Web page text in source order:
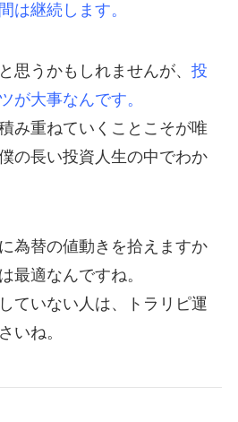
は継続します。
思うかもしれませんが、 投
が大事なんです。
み重ねていくことこそが唯
の長い投資人生の中でわか
為替の値動きを拾えますか
最適なんですね。
ていない人は、トラリピ運
いね。